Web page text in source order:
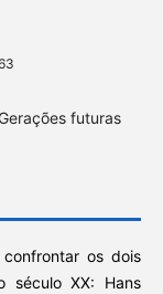
futuras
os dois
século XX: Hans